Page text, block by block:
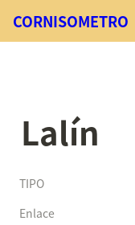
CORNISOMETRO
Lalín
TIPO
Enlace